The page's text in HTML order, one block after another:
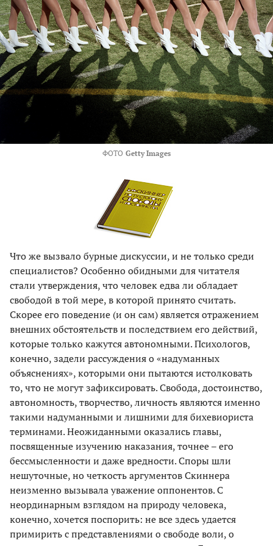
ФОТО Getty Images
Что же вызвало бурные дискуссии, и не только среди
специалистов? Особенно обидными для читателя
стали утверждения, что человек едва ли обладает
свободой в той мере, в которой принято считать.
Скорее его поведение (и он сам) является отражением
внешних обстоятельств и последствием его действий,
которые только кажутся автономными. Психологов,
конечно, задели рассуждения о «надуманных
объяснениях», которыми они пытаются истолковать
то, что не могут зафиксировать. Свобода, достоинство,
автономность, творчество, личность являются именно
такими надуманными и лишними для бихевиориста
терминами. Неожиданными оказались главы,
посвященные изучению наказания, точнее – его
бессмысленности и даже вредности. Споры шли
нешуточные, но четкость аргументов Скиннера
неизменно вызывала уважение оппонентов. С
неординарным взглядом на природу человека,
конечно, хочется поспорить: не все здесь удается
примирить с представлениями о свободе воли, о